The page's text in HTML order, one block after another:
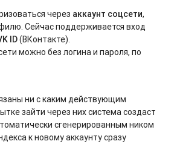
через аккаунт соцсети,
Сейчас поддерживается вход
ID(ВКонтакте).
можно без логина и пароля, по
ни с каким действующим
зайти через них система создаст
сгенерированным ником
к новому аккаунту сразу